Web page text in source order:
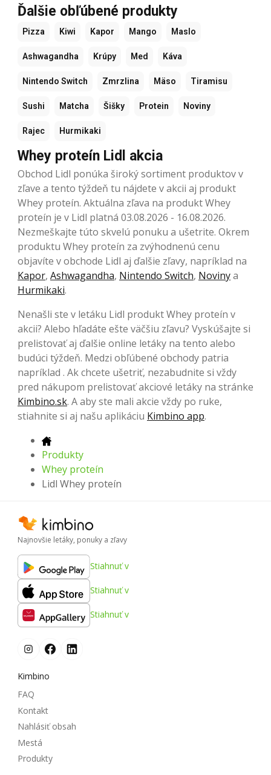
Ďalšie obľúbené produkty
Pizza Kiwi Kapor Mango Maslo
Ashwagandha Krúpy Med Káva
Nintendo Switch Zmrzlina Mäso Tiramisu
Sushi Matcha Šišky Protein Noviny
Rajec Hurmikaki
Whey proteín Lidl akcia
Obchod Lidl ponúka široký sortiment produktov v
zľave a tento týždeň tu nájdete v akcii aj produkt
Whey proteín. Aktuálna zľava na produkt Whey
proteín je v Lidl platná 03.08.2026 - 16.08.2026.
Nezmeškajte túto skvelú ponuku a ušetrite. Okrem
produktu Whey proteín za zvýhodnenú cenu
objavíte v obchode Lidl aj ďalšie zľavy, napríklad na
Kapor, Ashwagandha, Nintendo Switch, Novinya
Hurmikaki.
Nenašli ste v letáku Lidl produkt Whey proteín v
akcii? Alebo hľadáte ešte väčšiu zľavu? Vyskúšajte si
prelistovať aj ďalšie online letáky na tento alebo
budúci týždeň. Medzi obľúbené obchody patria
napríklad . Ak chcete ušetriť, nezabudnite si vždy
pred nákupom prelistovať akciové letáky na stránke
Kimbino.sk. A aby ste mali akcie vždy po ruke,
stiahnite si aj našu aplikáciu Kimbino app.
Produkty
Whey proteín
Lidl Whey proteín
Najnovšie letáky, ponuky a zľavy
Stiahnuť v
Stiahnuť v
Stiahnuť v
Kimbino
FAQ
Kontakt
Nahlásiť obsah
Mestá
Produkty